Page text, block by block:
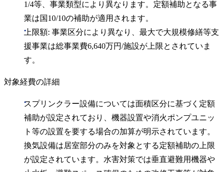
1/4等、事業類型により異なります。定額補助となる事
業は国10/10の補助が適用されます。
上限額: 事業区分により異なり、最大で大規模修繕等支
援事業は総事業費6,640万円/施設が上限とされていま
す。
対象経費の詳細
スプリンクラー設備については面積区分に基づく定額
補助が設定されており、機器設置や消火ポンプユニッ
ト等の設置を要する場合の加算が明示されています。
換気設備は居室部分のみを対象とする定額補助の上限
が設定されています。水害対策では垂直避難用機器や